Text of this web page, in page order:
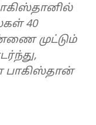
40
முட்டும்
பாகிஸ்தான்